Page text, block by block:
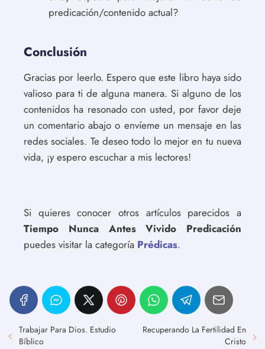
predicación/contenido actual?
Conclusión
Gracias por leerlo. Espero que este libro haya sido
valioso para ti de alguna manera. Si alguno de los
contenidos ha resonado con usted, por favor deje
un comentario abajo o envíeme un mensaje en las
redes sociales. Te deseo todo lo mejor en tu nueva
vida, ¡y espero escuchar a mis lectores!
Si quieres conocer otros artículos parecidos a
Tiempo Nunca Antes Vivido Predicación
puedes visitar la categoría Prédicas.
Trabajar Para Dios. Estudio
Bíblico
Recuperando La Fertilidad En
Cristo